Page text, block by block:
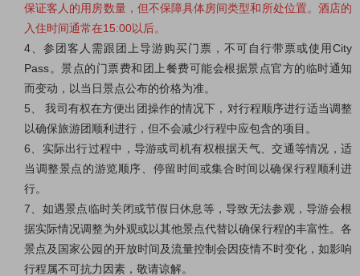
保证客人的用房数量，但不保障具体房间类型和所处位置。酒店的
入住时间通常在15:00以后。
4、参团客人需跟团上导游购买门票，不可自行带票或使用City
Pass。景点的门票费和团上餐费可能会根据景点官方的临时通知
而变动，以当日景点公布的价格为准。
5、 我司有权在方便出团操作的情况下，对行程顺序进行适当调整
以确保旅游团顺利进行，但不会减少行程中应包含的项目。
6、实际出行过程中，导游或司机有权根据天气、交通等情况，适
当调整景点的游览顺序、停留时间或集合时间以确保行程顺利进
行。
7、如遇景点临时关闭或节假日休息等，导致无法参观，导游会根
据实际情况调整为外观或以其他景点代替以确保行程的丰富性。各
景点及国家公园的开放时间及流量控制会因疫情不时变化，如影响
行程属不可抗力因素，敬请谅解。